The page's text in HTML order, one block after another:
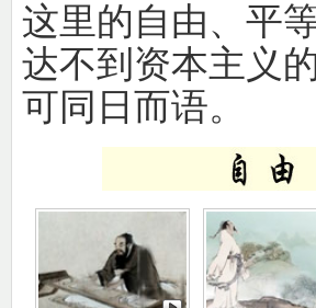
这里的自由、平
达不到资本主义
可同日而语。